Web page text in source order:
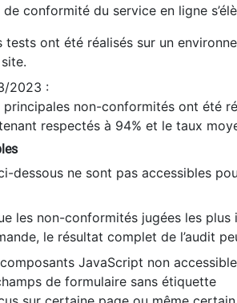
conformité du service en ligne
tests ont été réalisés sur un
2023 :
non-conformités ont été
respectés à 94% et le taux
dessous ne sont pas accessibles
les non-conformités jugées les
le résultat complet de l’audit
JavaScript non
de formulaire sans étiquette